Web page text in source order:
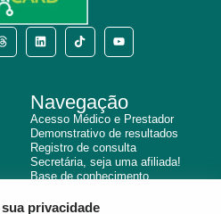
privacidade
Navegação
Acesso Médico e Prestador
Demonstrativo de resultados
Registro de consulta
Secretária, seja uma afiliada!
Base de conhecimento